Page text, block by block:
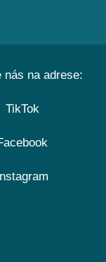
nás na adrese:
TikTok
Instagram